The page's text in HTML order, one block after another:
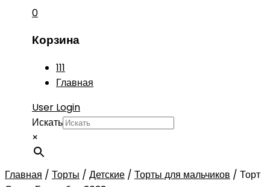
0
Корзина
111
Главная
User Login
Искать
×
Главная / Торты / Детские / Торты для мальчиков / Торт